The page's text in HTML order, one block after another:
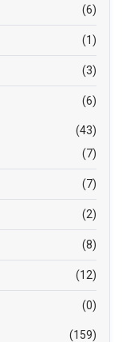
(6)
(1)
(3)
(6)
(43)
(7)
(7)
(2)
(8)
(12)
(0)
(159)